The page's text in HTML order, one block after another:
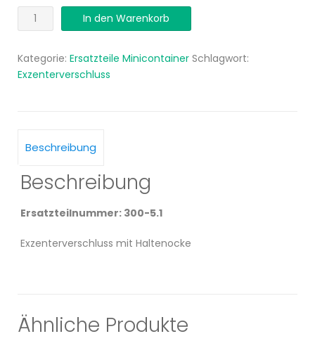
Exzenterverschluss
mit
Menge
In den Warenkorb
Kategorie: Ersatzteile Minicontainer Schlagwort:
Exzenterverschluss
Beschreibung
Beschreibung
Ersatzteilnummer: 300-5.1
Exzenterverschluss mit Haltenocke
Ähnliche Produkte